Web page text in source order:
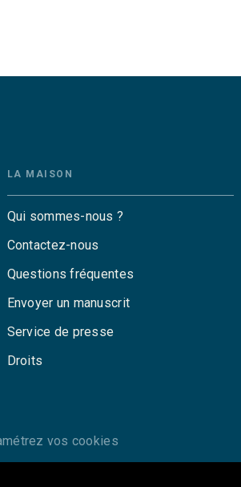
LA MAISON
Qui sommes-nous ?
Contactez-nous
Questions fréquentes
Envoyer un manuscrit
Service de presse
Droits
vos cookies